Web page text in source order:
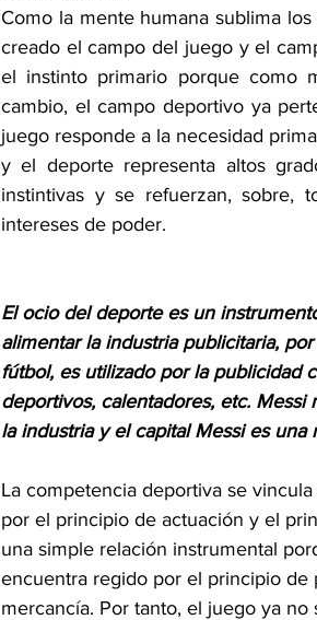
Como la mente humana sublima
creado el campo del juego y el
el instinto primario porque como
cambio, el campo deportivo ya
juego responde a la necesidad
y el deporte representa altos
instintivas y se refuerzan,
intereses de poder.
El ocio del deporte es un
alimentar la industria publicitaria,
fútbol, es utilizado por la publicidad
deportivos, calentadores, etc.
la industria y el capital Messi es
La competencia deportiva se
por el principio de actuación y el
una simple relación instrumental
encuentra regido por el principio de
mercancía. Por tanto, el juego ya